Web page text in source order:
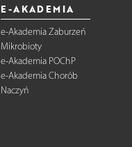
E-AKADEMIA
e-Akademia Zaburzeń
Mikrobioty
e-Akademia POChP
e-Akademia Chorób
Naczyń